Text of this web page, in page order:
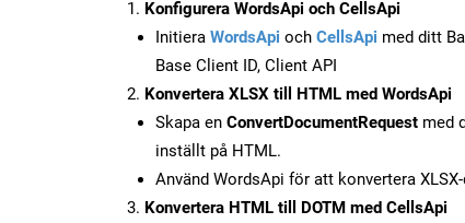
Konfigurera WordsApi och CellsApi
Initiera WordsApi och CellsApi med ditt
Base Client ID, Client API
Konvertera XLSX till HTML med WordsApi
Skapa en ConvertDocumentRequest med
inställt på HTML.
Använd WordsApi för att konvertera
Konvertera HTML till DOTM med CellsApi